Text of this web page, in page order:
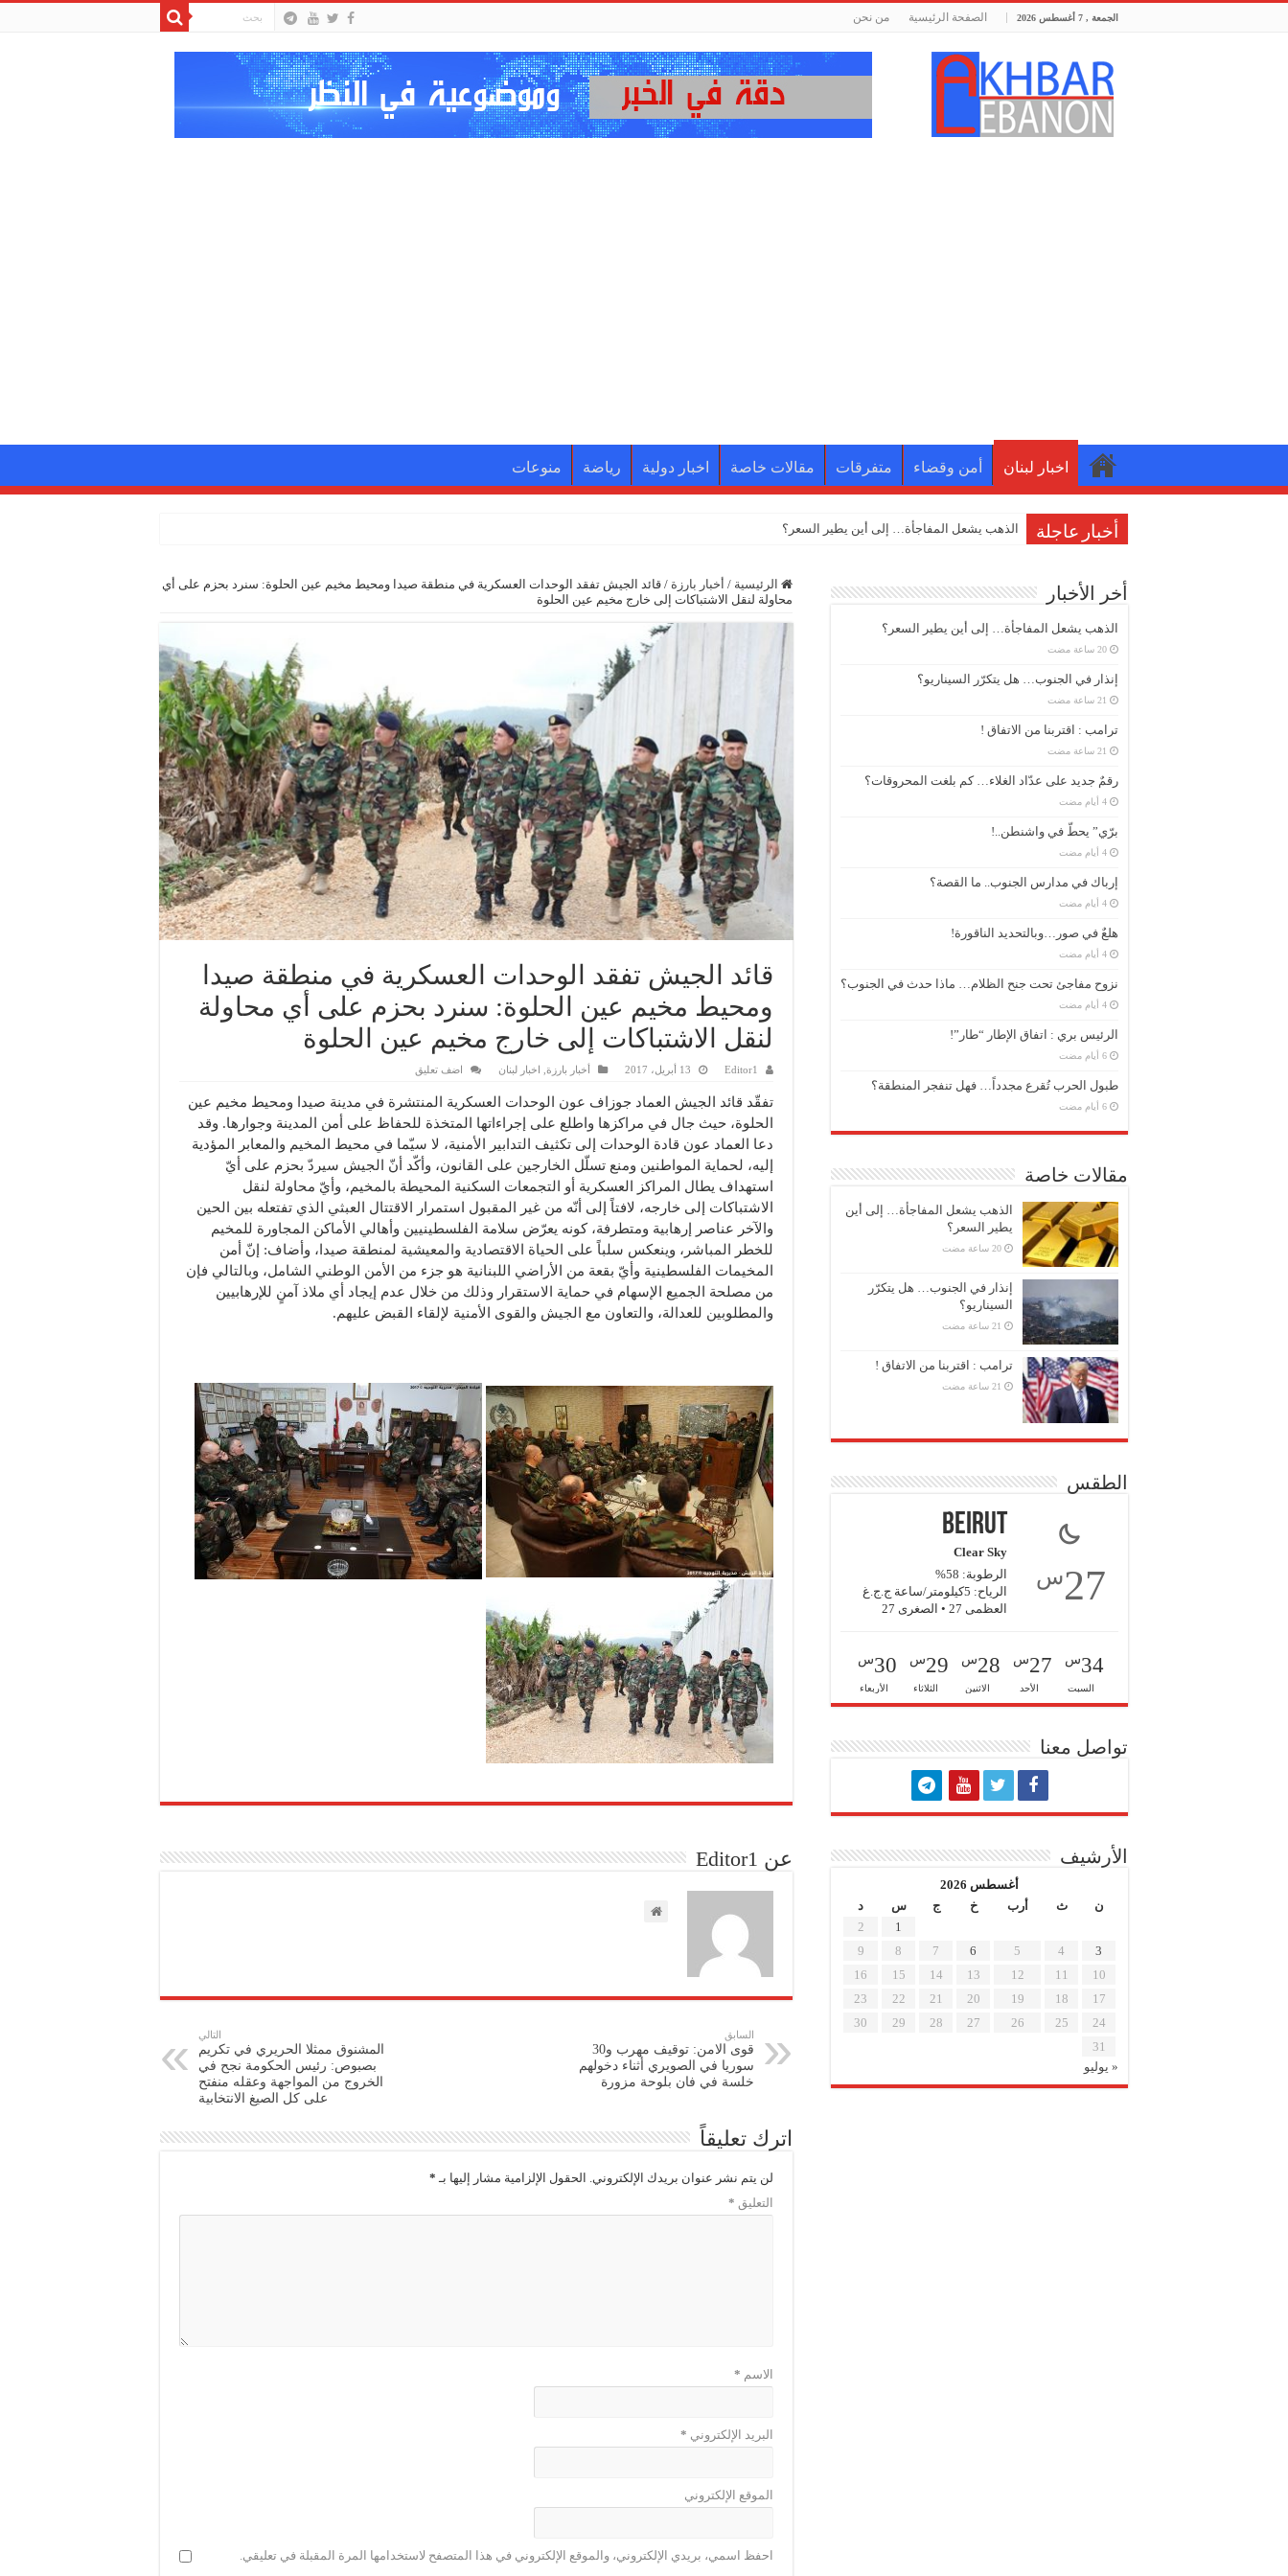
الجمعة , 7 أغسطس 2026 الصفحة الرئيسية من نحن
اخبار لبنان أمن وقضاء متفرقات مقالات خاصة اخبار دولية رياضة منوعات
أخبار عاجلة إنذار في
الرئيسية / أخبار بارزة / قائد الجيش تفقد الوحدات العسكرية في منطقة صيدا ومحيط مخيم عين الحلوة: سنرد بحزم على أي
محاولة لنقل الاشتباكات إلى خارج مخيم عين الحلوة
قائد الجيش تفقد الوحدات العسكرية في منطقة صيدا
ومحيط مخيم عين الحلوة: سنرد بحزم على أي محاولة
لنقل الاشتباكات إلى خارج مخيم عين الحلوة
Editor1 13 أبريل، 2017 أخبار بارزة اخبار لبنان اضف تعليق
تفقّد قائد الجيش العماد جوزاف عون الوحدات العسكرية المنتشرة في مدينة صيدا ومحيط مخيم عين
الحلوة، حيث جال في مراكزها واطلع على إجراءاتها المتخذة للحفاظ على أمن المدينة وجوارها. وقد
دعا العماد عون قادة الوحدات إلى تكثيف التدابير الأمنية، لا سيّما في محيط المخيم والمعابر المؤدية
إليه، لحماية المواطنين ومنع تسلّل الخارجين على القانون، وأكّد أنّ الجيش سيردّ بحزم على أيّ
استهداف يطال المراكز العسكرية أو التجمعات السكنية المحيطة بالمخيم، وأيّ محاولة لنقل
الاشتباكات إلى خارجه، لافتاً إلى أنّه من غير المقبول استمرار الاقتتال العبثي الذي تفتعله بين الحين
والآخر عناصر إرهابية ومتطرفة، كونه يعرّض سلامة الفلسطينيين وأهالي الأماكن المجاورة للمخيم
للخطر المباشر، وينعكس سلباً على الحياة الاقتصادية والمعيشية لمنطقة صيدا، وأضاف: إنّ أمن
المخيمات الفلسطينية وأيّ بقعة من الأراضي اللبنانية هو جزء من الأمن الوطني الشامل، وبالتالي فإن
من مصلحة الجميع الإسهام في حماية الاستقرار وذلك من خلال عدم إيجاد أي ملاذ آمنٍ للإرهابيين
والمطلوبين للعدالة، والتعاون مع الجيش والقوى الأمنية لإلقاء القبض عليهم.
عن Editor1
السابق
قوى الامن: توقيف مهرب و30
سوريا في الصويري أثناء دخولهم
خلسة في فان بلوحة مزورة
التالي
المشنوق ممثلا الحريري في تكريم
بصبوص: رئيس الحكومة نجح في
الخروج من المواجهة وعقله منفتح
على كل الصيغ الانتخابية
اترك تعليقاً
لن يتم نشر عنوان بريدك الإلكتروني. الحقول الإلزامية مشار إليها بـ *
التعليق *
الاسم *
البريد الإلكتروني *
الموقع الإلكتروني
احفظ اسمي، بريدي الإلكتروني، والموقع الإلكتروني في هذا المتصفح لاستخدامها المرة المقبلة في تعليقي.
أخر الأخبار
الذهب يشعل المفاجأة… إلى أين يطير السعر؟
إنذار في الجنوب… هل يتكرّر السيناريو؟
ترامب : اقتربنا من الاتفاق !
رقمٌ جديد على عدّاد الغلاء… كم بلغت المحروقات؟
برّي” يحطّ في واشنطن..!
إرباك في مدارس الجنوب.. ما القصة؟
هلعٌ في صور…وبالتحديد الناقورة!
نزوح مفاجئ تحت جنح الظلام… ماذا حدث في الجنوب؟
الرئيس بري : اتفاق الإطار “طار”!
طبول الحرب تُقرع مجدداً… فهل تنفجر المنطقة؟
مقالات خاصة
الذهب يشعل المفاجأة… إلى أين
يطير السعر؟
إنذار في الجنوب… هل يتكرّر
السيناريو؟
ترامب : اقتربنا من الاتفاق !
الطقس
27س
Beirut
Clear Sky
الرطوبة: 58%
الرياح: 5كيلومتر/ساعة ج.ج.غ
العظمى 27 • الصغرى 27
34س
السبت
27س
الأحد
28س
الاثنين
29س
الثلاثاء
30س
الأربعاء
تواصل معنا
الأرشيف
أغسطس 2026
ن
ث أرب خ ج س
د
1
2
3
4
5
6
7
8
9
10
11
12
13
14
15
16
17
18
19
20
21
22
23
24
25
26
27
28
29
30
31
« يوليو